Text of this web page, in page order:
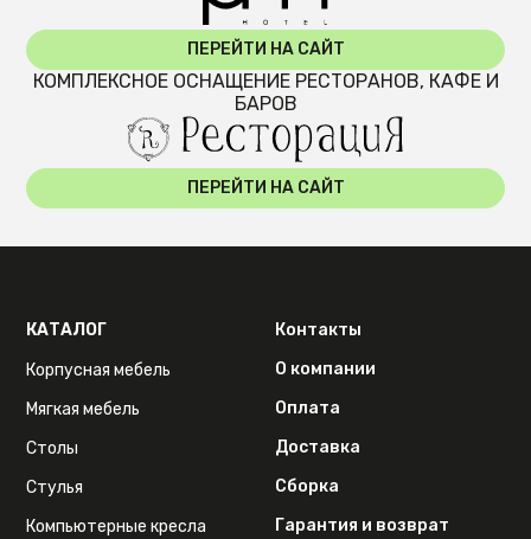
ПЕРЕЙТИ НА САЙТ
КОМПЛЕКСНОЕ ОСНАЩЕНИЕ РЕСТОРАНОВ, КАФЕ И
БАРОВ
ПЕРЕЙТИ НА САЙТ
КАТАЛОГ
Корпусная мебель
Мягкая мебель
Столы
Стулья
Компьютерные кресла
Контакты
О компании
Оплата
Доставка
Сборка
Гарантия и возврат